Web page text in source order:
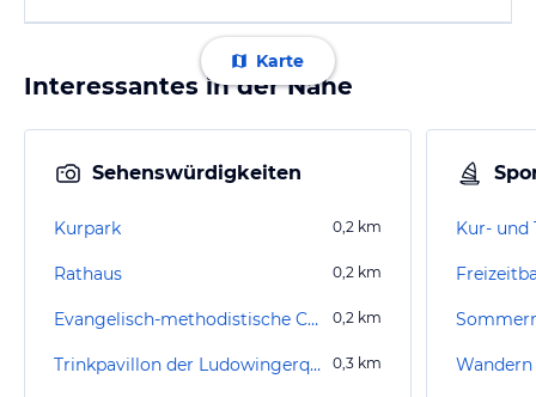
Karte
Interessantes in der Nähe
Sehenswürdigkeiten
Kurpark 0,2 km
Rathaus 0,2 km
Evangelisch-methodistische Christuskirche 0,2 km
Trinkpavillon der Ludowingerquelle im Kurpark 0,3 km